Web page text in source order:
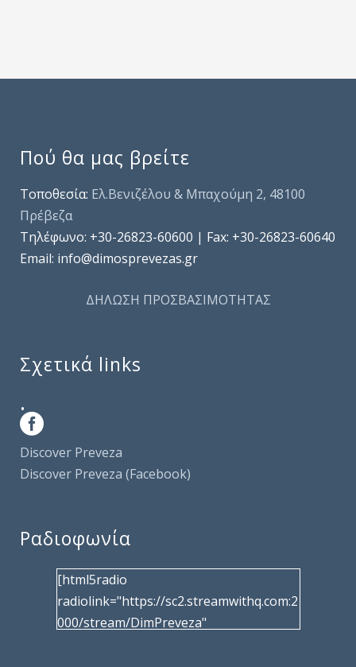
Πού θα μας βρείτε
Τοποθεσία: Ελ.Βενιζέλου & Μπαχούμη 2, 48100
Πρέβεζα
Τηλέφωνo: +30-26823-60600 | Fax: +30-26823-60640
Email: info@dimosprevezas.gr
ΔΗΛΩΣΗ ΠΡΟΣΒΑΣΙΜΟΤΗΤΑΣ
Σχετικά links
.
Discover Preveza
Discover Preveza (Facebook)
Ραδιοφωνία
[html5radio
radiolink="https://sc2.streamwithq.com:2
000/stream/DimPreveza"